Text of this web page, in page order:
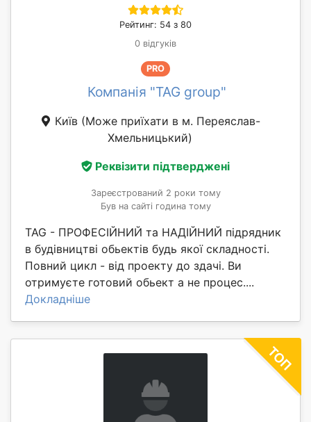
Рейтинг: 54 з 80
0 відгуків
PRO
Компанія "TAG group"
Київ (Може приїхати в м. Переяслав-
Хмельницький)
Реквізити підтверджені
Зареєстрований 2 роки тому
Був на сайті година тому
TAG - ПРОФЕСІЙНИЙ та НАДІЙНИЙ підрядник
в будівництві обьектів будь якої складності.
Повний цикл - від проекту до здачі. Ви
отримуєте готовий обьект а не процес....
Докладніше